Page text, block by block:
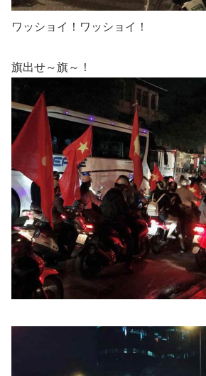
ワッショイ！ワッショイ！
旗出せ～旗～！